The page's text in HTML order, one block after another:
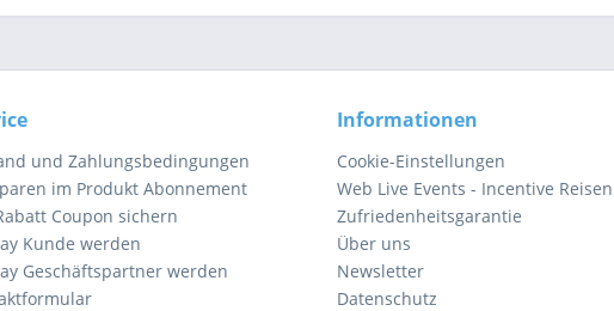
und Zahlungsbedingungen
im Produkt Abonnement
Coupon sichern
Kunde werden
Geschäftspartner werden
Informationen
Cookie-Einstellungen
Web Live Events - Incentive Reisen
Zufriedenheitsgarantie
Über uns
Newsletter
Datenschutz